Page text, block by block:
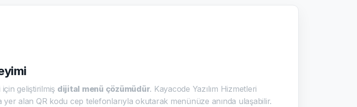
geliştirilmiş dijital menü çözümüdür. Kayacode Yazılım Hizmetleri
alan QR kodu cep telefonlarıyla okutarak menünüze anında ulaşabilir.